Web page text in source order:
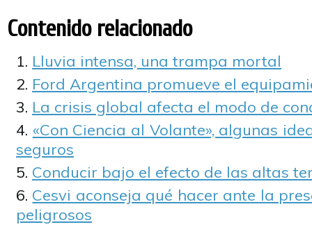
Contenido relacionado
Lluvia intensa, una trampa mortal
Ford Argentina promueve el
La crisis global afecta el modo de
«Con Ciencia al Volante», algunas
seguros
Conducir bajo el efecto de las altas
Cesvi aconseja qué hacer ante la
peligrosos